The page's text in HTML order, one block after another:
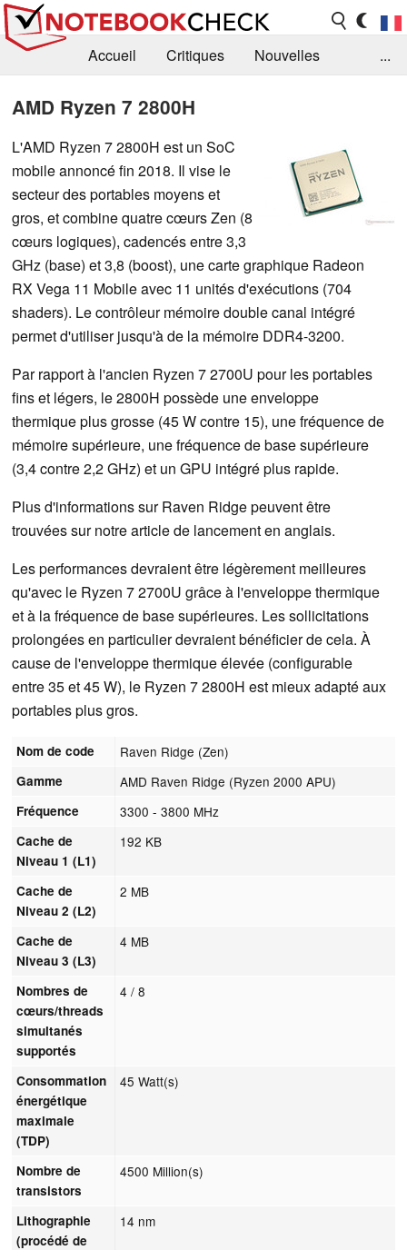
Accueil Critiques
Nouvelles
...
AMD Ryzen 7 2800H
L'AMD Ryzen 7 2800H est un SoC
mobile annoncé fin 2018. Il vise le
secteur des portables moyens et
gros, et combine quatre cœurs Zen (8
cœurs logiques), cadencés entre 3,3
GHz (base) et 3,8 (boost), une carte graphique Radeon
RX Vega 11 Mobile avec 11 unités d'exécutions (704
shaders). Le contrôleur mémoire double canal intégré
permet d'utiliser jusqu'à de la mémoire DDR4-3200.
Par rapport à l'ancien Ryzen 7 2700U pour les portables
fins et légers, le 2800H possède une enveloppe
thermique plus grosse (45 W contre 15), une fréquence de
mémoire supérieure, une fréquence de base supérieure
(3,4 contre 2,2 GHz) et un GPU intégré plus rapide.
Plus d'informations sur Raven Ridge peuvent être
trouvées sur notre article de lancement en anglais.
Les performances devraient être légèrement meilleures
qu'avec le Ryzen 7 2700U grâce à l'enveloppe thermique
et à la fréquence de base supérieures. Les sollicitations
prolongées en particulier devraient bénéficier de cela. À
cause de l'enveloppe thermique élevée (configurable
entre 35 et 45 W), le Ryzen 7 2800H est mieux adapté aux
portables plus gros.
Nom de code Raven Ridge (Zen)
Gamme AMD Raven Ridge (Ryzen 2000 APU)
Fréquence 3300 - 3800 MHz
Cache de
Niveau 1 (L1)
192 KB
Cache de
Niveau 2 (L2)
2 MB
Cache de
Niveau 3 (L3)
4 MB
Nombres de
cœurs/threads
simultanés
supportés
4 / 8
Consommation
énergétique
maximale
(TDP)
45 Watt(s)
Nombre de
transistors
4500 Million(s)
Lithographie
(procédé de
14 nm